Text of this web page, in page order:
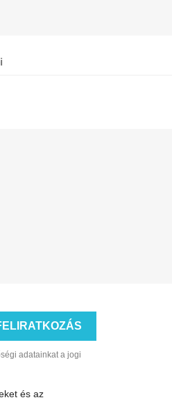
adatainkat a jogi
és az